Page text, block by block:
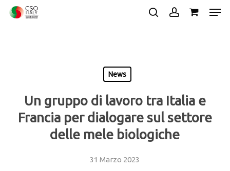
Skip
News
Un gruppo di lavoro tra Italia e
Francia per dialogare sul settore
delle mele biologiche
31 Marzo 2023